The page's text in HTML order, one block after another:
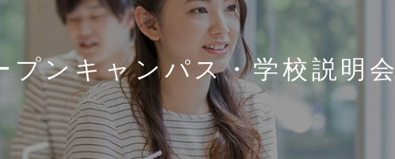
プンキャンパス・学校説明会